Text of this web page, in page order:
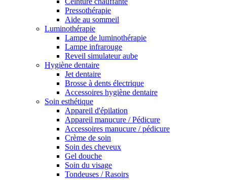
Pressothérapie
Aide au sommeil
Luminothérapie
Lampe de luminothérapie
Lampe infrarouge
Reveil simulateur aube
Hygiène dentaire
Jet dentaire
Brosse à dents électrique
Accessoires hygiène dentaire
Soin esthétique
Appareil d'épilation
Appareil manucure / Pédicure
Accessoires manucure / pédicure
Crème de soin
Soin des cheveux
Gel douche
Soin du visage
Tondeuses / Rasoirs